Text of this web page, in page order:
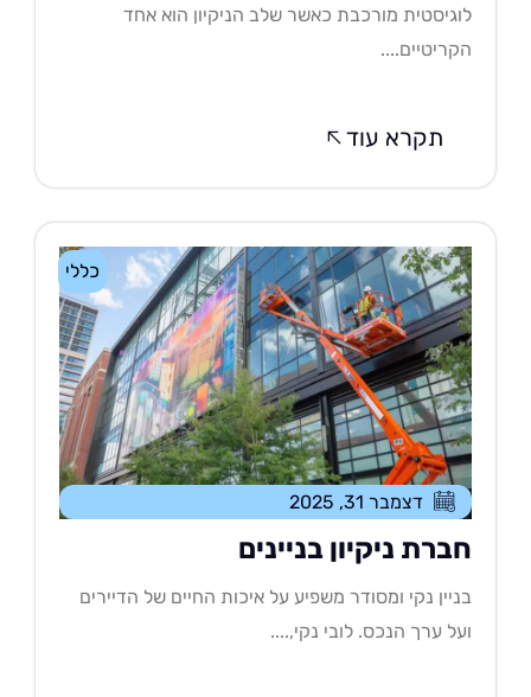
מורכבת כאשר שלב הניקיון הוא אחד
תקרא עוד
כללי
דצמבר 31, 2025
ניקיון בניינים
נקי ומסודר משפיע על איכות החיים של הדיירים
ערך הנכס. לובי נקי,....